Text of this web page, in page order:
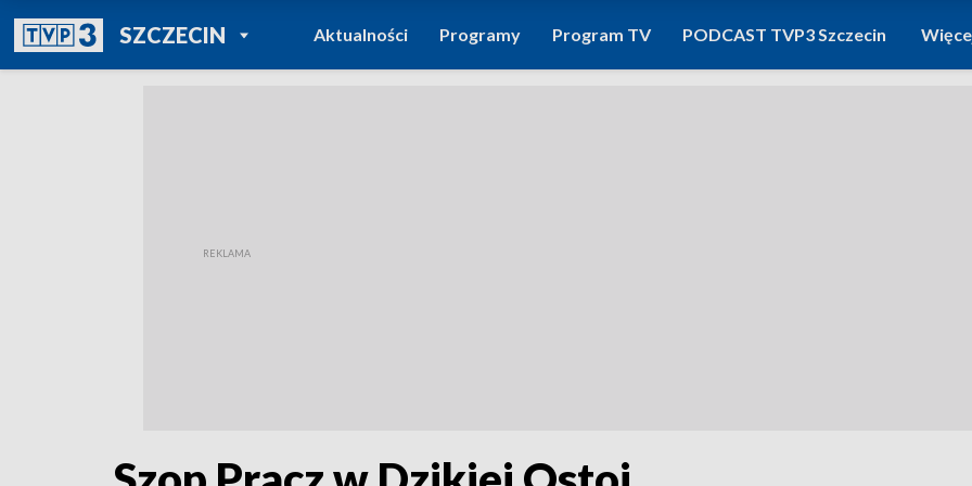
SZCZECINPOWRÓT DO
TVP REGIONY
Aktualności Programy Program TV PODCAST TVP3 Szczecin